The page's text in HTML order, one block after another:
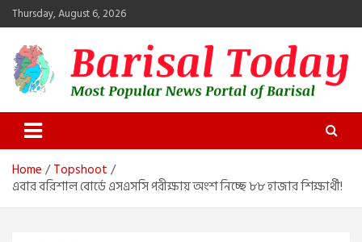
Skip
to
content
Thursday, August 6, 2026
Barisal Today
The Most Popular News Portal in Barisal
Home
Topshoot
এবার বরিশাল বোর্ডে এসএসসি পরীক্ষায় অংশ নিচ্ছে ৮৮ হাজার শিক্ষার্থী!